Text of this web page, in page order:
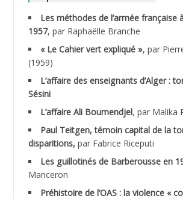
ABNOUN Salah *
ACHACHE M.*
ACHLAF Ali
ADALMI
ADANE Ramdane *
ADDAD
Les méthodes de l’armée française
1957, par Raphaëlle Branche
« Le Cahier vert expliqué », par
(1959)
L’affaire des enseignants d’Alger :
Sésini
L’affaire Ali Boumendjel, par Malika
Paul Teitgen, témoin capital de la
disparitions, par Fabrice Riceputi
Les guillotinés de Barberousse en
Manceron
Préhistoire de l’OAS : la violence «